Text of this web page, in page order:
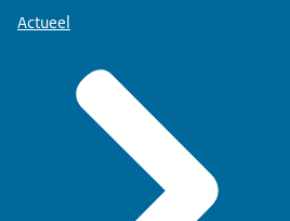
Actueel